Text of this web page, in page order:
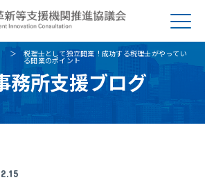
税理士として独立開業！成功する税理士がやってい
る開業のポイント
務所支援ブログ